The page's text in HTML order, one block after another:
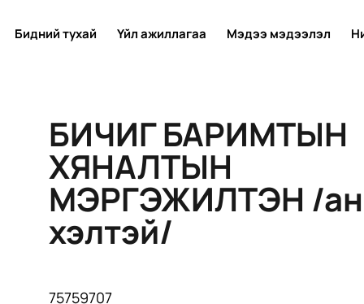
Бидний тухай Үйл ажиллагаа Мэдээ мэдээлэл
БИЧИГ БАРИМТЫН
ХЯНАЛТЫН
МЭРГЭЖИЛТЭН /
хэлтэй/
75759707